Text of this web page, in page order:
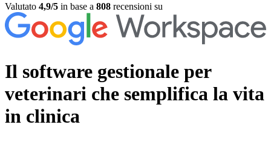
Valutato 4,9/5 in base a 808 recensioni su
Il software gestionale per
veterinari che semplifica la vita
in clinica